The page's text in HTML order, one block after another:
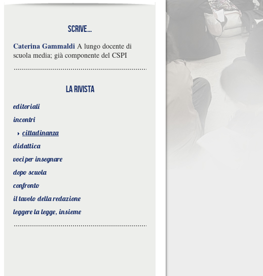
Scrive...
Caterina Gammaldi A lungo docente di
scuola media; già componente del CSPI
la rivista
editoriali
incontri
cittadinanza
didattica
voci per insegnare
dopo scuola
confronto
il tavolo della redazione
leggere la legge, insieme